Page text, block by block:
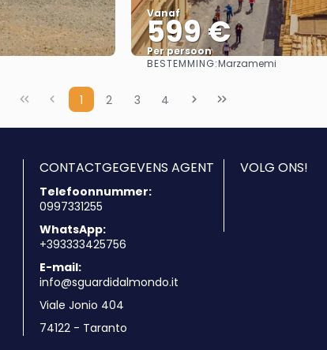
Vanaf
599 €
Per persoon
Bekijk
BESTEMMING:Marzamemi
1 2 3 4
CONTACTGEGEVENS AGENT
Telefoonnummer:
0997331255
WhatsApp:
+393333425756
E-mail:
info@sguardidalmondo.it
Viale Jonio 404
74122 - Taranto
VOLG ONS!